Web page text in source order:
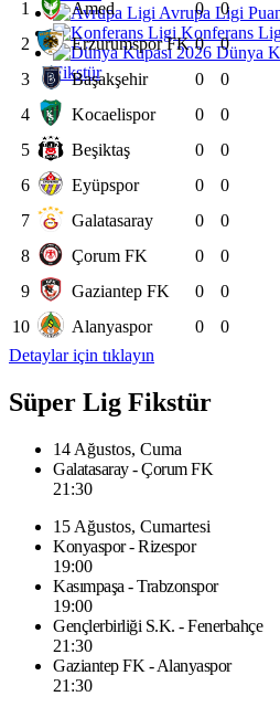
Avrupa Ligi
Konferans
Dünya
Fikstür
1 Amed 0
0
2
Erzurumspor FK 0
0
3
Başakşehir 0
0
4
Kocaelispor 0
0
5
Beşiktaş 0
0
6
Eyüpspor 0
0
7
Galatasaray 0
0
8
Çorum FK 0
0
9
Gaziantep FK 0
0
10
Alanyaspor 0
0
Detaylar için tıklayın
Süper Lig Fikstür
14 Ağustos, Cuma
Galatasaray - Çorum FK
21:30
15 Ağustos, Cumartesi
Konyaspor - Rizespor
19:00
Kasımpaşa - Trabzonspor
19:00
Gençlerbirliği S.K. - Fenerbahçe
21:30
Gaziantep FK - Alanyaspor
21:30